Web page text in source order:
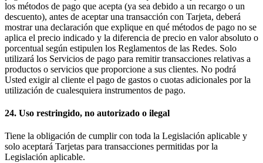
los métodos de pago que acepta (ya sea debido a un recargo o un
descuento), antes de aceptar una transacción con Tarjeta, deberá
mostrar una declaración que explique en qué métodos de pago no se
aplica el precio indicado y la diferencia de precio en valor absoluto o
porcentual según estipulen los Reglamentos de las Redes. Solo
utilizará los Servicios de pago para remitir transacciones relativas a
productos o servicios que proporcione a sus clientes. No podrá
Usted exigir al cliente el pago de gastos o cuotas adicionales por la
utilización de cualesquiera instrumentos de pago.
24. Uso restringido, no autorizado o ilegal
Tiene la obligación de cumplir con toda la Legislación aplicable y
solo aceptará Tarjetas para transacciones permitidas por la
Legislación aplicable.